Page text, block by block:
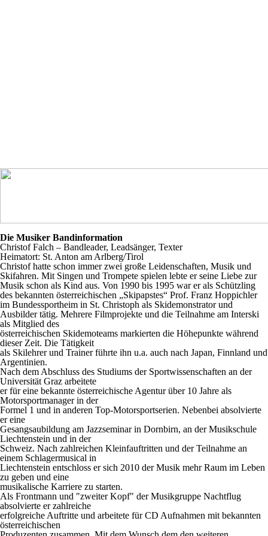
Die Musiker Bandinformation
Christof Falch – Bandleader, Leadsänger, Texter
Heimatort: St. Anton am Arlberg/Tirol
Christof hatte schon immer zwei große Leidenschaften, Musik und
Skifahren. Mit Singen und Trompete spielen lebte er seine Liebe zur
Musik schon als Kind aus. Von 1990 bis 1995 war er als Schützling
des bekannten österreichischen „Skipapstes“ Prof. Franz Hoppichler
im Bundessportheim in St. Christoph als Skidemonstrator und
Ausbilder tätig. Mehrere Filmprojekte und die Teilnahme am Interski
als Mitglied des
österreichischen Skidemoteams markierten die Höhepunkte während
dieser Zeit. Die Tätigkeit
als Skilehrer und Trainer führte ihn u.a. auch nach Japan, Finnland und
Argentinien.
Nach dem Abschluss des Studiums der Sportwissenschaften an der
Universität Graz arbeitete
er für eine bekannte österreichische Agentur über 10 Jahre als
Motorsportmanager in der
Formel 1 und in anderen Top-Motorsportserien. Nebenbei absolvierte
er eine
Gesangsaubildung am Jazzseminar in Dornbirn, an der Musikschule
Liechtenstein und in der
Schweiz. Nach zahlreichen Kleinfauftritten und der Teilnahme an
einem Schlagermusical in
Liechtenstein entschloss er sich 2010 der Musik mehr Raum im Leben
zu geben und eine
musikalische Karriere zu starten.
Als Frontmann und "zweiter Kopf" der Musikgruppe Nachtflug
absolvierte er zahlreiche
erfolgreiche Auftritte und arbeitete für CD Aufnahmen mit bekannten
österreichischen